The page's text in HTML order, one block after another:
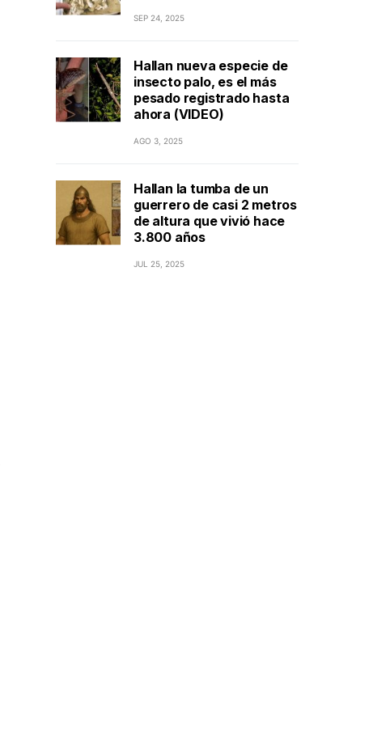
SEP 24, 2025
Hallan nueva especie de
insecto palo, es el más
pesado registrado hasta
ahora (VIDEO)
AGO 3, 2025
Hallan la tumba de un
guerrero de casi 2 metros
de altura que vivió hace
3.800 años
JUL 25, 2025